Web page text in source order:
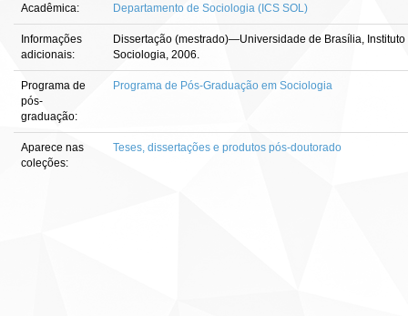
Acadêmica:
Departamento de Sociologia (ICS SOL)
Informações
adicionais:
Dissertação (mestrado)—Universidade de Brasília,
Sociologia, 2006.
Programa de
pós-
graduação:
Programa de Pós-Graduação em Sociologia
Aparece nas
coleções:
Teses, dissertações e produtos pós-doutorado